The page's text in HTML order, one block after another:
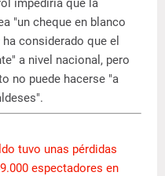
"un cheque en blanco
considerado que el
a nivel nacional, pero
no puede hacerse "a
tuvo unas pérdidas
espectadores en